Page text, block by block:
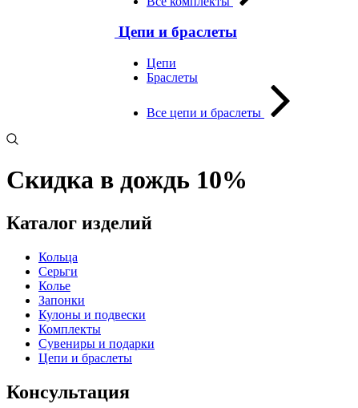
Цепи и браслеты
Цепи
Браслеты
Все цепи и браслеты
Скидка в дождь 10%
Каталог изделий
Кольца
Серьги
Колье
Запонки
Кулоны и подвески
Комплекты
Сувениры и подарки
Цепи и браслеты
Консультация